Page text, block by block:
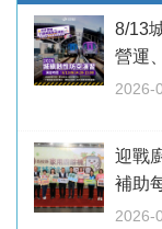
8/13
營運
2026-
迎戰
補助
2026-